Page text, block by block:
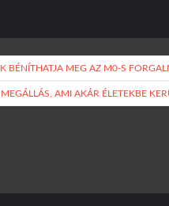
BÉNÍTHATJA MEG AZ M0-S
MEGÁLLÁS, AMI AKÁR ÉLETEKBE